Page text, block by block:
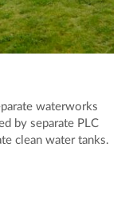
waterworks
by separate PLC
clean water tanks.